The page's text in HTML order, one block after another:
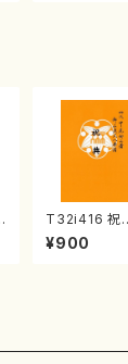
T32i416 祝
（尺八/初代
園松/楽譜）
¥900